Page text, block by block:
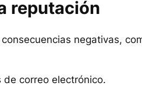
reputación
negativas,
correo electrónico.